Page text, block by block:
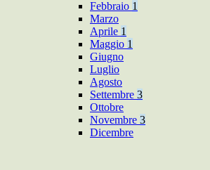
Febbraio 1
Marzo
Aprile 1
Maggio 1
Giugno
Luglio
Agosto
Settembre 3
Ottobre
Novembre 3
Dicembre